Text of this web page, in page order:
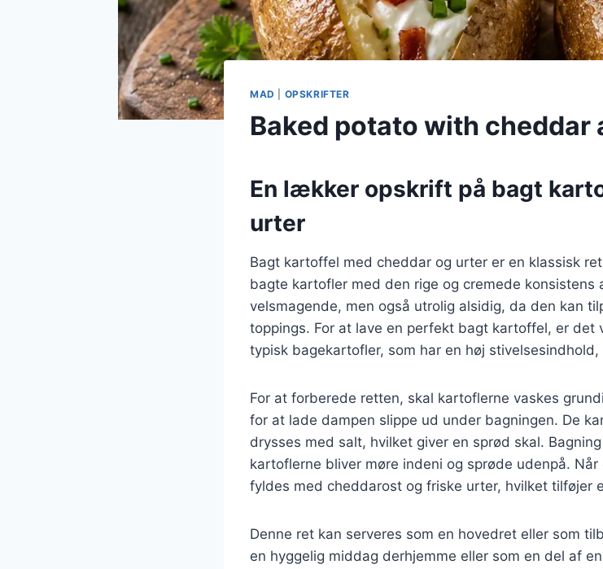
MAD OPSKRIFTER
Baked potato with cheddar
En lækker opskrift på bagt
urter
Bagt kartoffel med cheddar og urter er en klassisk
bagte kartofler med den rige og cremede konsistens
velsmagende, men også utrolig alsidig, da den kan
toppings. For at lave en perfekt bagt kartoffel, er
typisk bagekartofler, som har en høj
For at forberede retten, skal kartoflerne vaskes
for at lade dampen slippe ud under bagningen. De
drysses med salt, hvilket giver en sprød skal.
kartoflerne bliver møre indeni og sprøde udenpå.
fyldes med cheddarost og friske urter, hvilket tilføjer
Denne ret kan serveres som en hovedret eller som
en hyggelig middag derhjemme eller som en del af